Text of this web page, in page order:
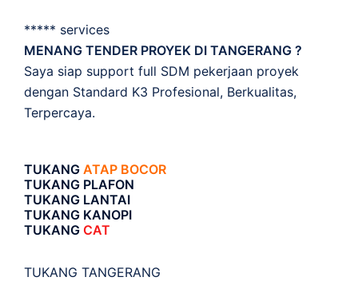
***** services
MENANG TENDER PROYEK DI TANGERANG ?
Saya siap support full SDM pekerjaan proyek
dengan Standard K3 Profesional, Berkualitas,
Terpercaya.
TUKANG ATAP BOCOR
TUKANG PLAFON
TUKANG LANTAI
TUKANG KANOPI
TUKANG CAT
TUKANG TANGERANG